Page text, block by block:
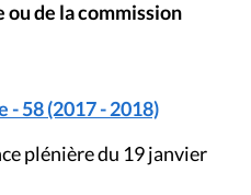
ou de la commission
- 58 (2017 - 2018)
plénière du 19 janvier